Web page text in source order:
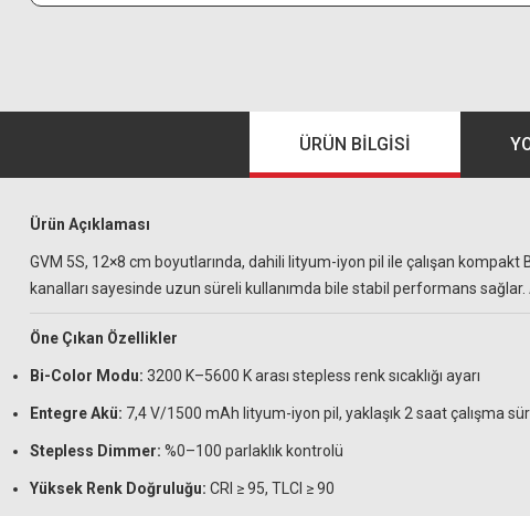
ÜRÜN BILGISI
Ürün Açıklaması
GVM 5S, 12×8 cm boyutlarında, dahili lityum-iyon pil ile çalışan kompakt
kanalları sayesinde uzun süreli kullanımda bile stabil performans
Öne Çıkan Özellikler
Bi-Color Modu: 3200 K–5600 K arası stepless renk sıcaklığı ayarı
Entegre Akü: 7,4 V/1500 mAh lityum-iyon pil, yaklaşık 2 saat çalışma
Stepless Dimmer: %0–100 parlaklık kontrolü
Yüksek Renk Doğruluğu: CRI ≥ 95, TLCI ≥ 90